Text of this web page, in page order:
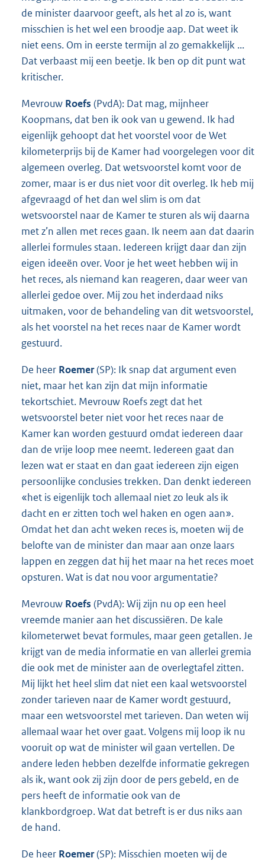
de minister daarvoor geeft, als het al zo is, want
misschien is het wel een broodje aap. Dat weet ik
niet eens. Om in eerste termijn al zo gemakkelijk ...
Dat verbaast mij een beetje. Ik ben op dit punt wat
kritischer.
Mevrouw Roefs (PvdA): Dat mag, mijnheer
Koopmans, dat ben ik ook van u gewend. Ik had
eigenlijk gehoopt dat het voorstel voor de Wet
kilometerprijs bij de Kamer had voorgelegen voor dit
algemeen overleg. Dat wetsvoorstel komt voor de
zomer, maar is er dus niet voor dit overleg. Ik heb mij
afgevraagd of het dan wel slim is om dat
wetsvoorstel naar de Kamer te sturen als wij daarna
met z’n allen met reces gaan. Ik neem aan dat daarin
allerlei formules staan. Iedereen krijgt daar dan zijn
eigen ideeën over. Voor je het weet hebben wij in
het reces, als niemand kan reageren, daar weer van
allerlei gedoe over. Mij zou het inderdaad niks
uitmaken, voor de behandeling van dit wetsvoorstel,
als het voorstel na het reces naar de Kamer wordt
gestuurd.
De heer Roemer(SP): Ik snap dat argument even
niet, maar het kan zijn dat mijn informatie
tekortschiet. Mevrouw Roefs zegt dat het
wetsvoorstel beter niet voor het reces naar de
Kamer kan worden gestuurd omdat iedereen daar
dan de vrije loop mee neemt. Iedereen gaat dan
lezen wat er staat en dan gaat iedereen zijn eigen
persoonlijke conclusies trekken. Dan denkt iedereen
«het is eigenlijk toch allemaal niet zo leuk als ik
dacht en er zitten toch wel haken en ogen aan».
Omdat het dan acht weken reces is, moeten wij de
belofte van de minister dan maar aan onze laars
lappen en zeggen dat hij het maar na het reces moet
opsturen. Wat is dat nou voor argumentatie?
Mevrouw Roefs (PvdA): Wij zijn nu op een heel
vreemde manier aan het discussiëren. De kale
kilometerwet bevat formules, maar geen getallen. Je
krijgt van de media informatie en van allerlei gremia
die ook met de minister aan de overlegtafel zitten.
Mij lijkt het heel slim dat niet een kaal wetsvoorstel
zonder tarieven naar de Kamer wordt gestuurd,
maar een wetsvoorstel met tarieven. Dan weten wij
allemaal waar het over gaat. Volgens mij loop ik nu
vooruit op wat de minister wil gaan vertellen. De
andere leden hebben dezelfde informatie gekregen
als ik, want ook zij zijn door de pers gebeld, en de
pers heeft de informatie ook van de
klankbordgroep. Wat dat betreft is er dus niks aan
de hand.
De heer Roemer(SP): Misschien moeten wij de